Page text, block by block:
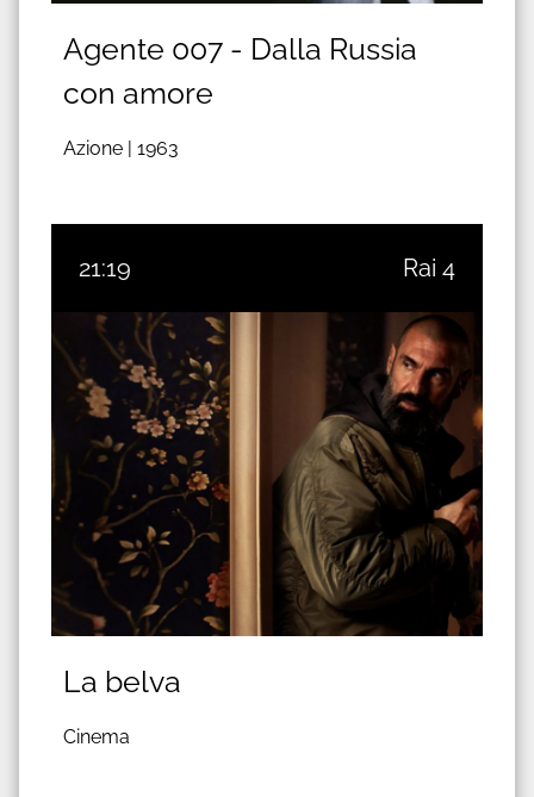
Agente 007 - Dalla Russia
con amore
Azione | 1963
21:19 Rai 4
La belva
Cinema